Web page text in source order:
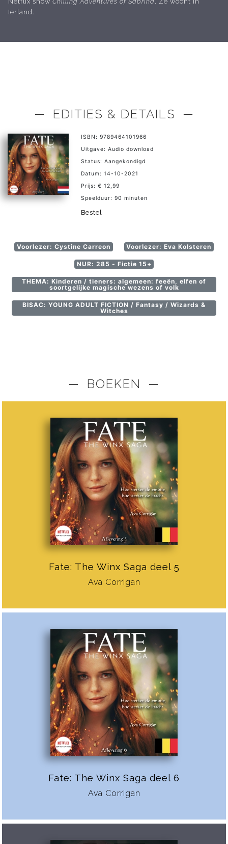
Ierland.
─ EDITIES & DETAILS ─
ISBN: 9789464101966
Uitgave: Audio download
Status: Aangekondigd
Datum: 14-10-2021
Prijs: € 12,99
Speelduur: 90 minuten
Bestel
Voorlezer: Cystine Carreon Voorlezer: Eva Kolsteren
NUR: 285 - Fictie 15+
THEMA: Kinderen / tieners: algemeen: feeën, elfen of
soortgelijke magische wezens of volk
BISAC: YOUNG ADULT FICTION / Fantasy / Wizards &
Witches
─ BOEKEN ─
Fate: The Winx Saga deel 5
Ava Corrigan
Fate: The Winx Saga deel 6
Ava Corrigan